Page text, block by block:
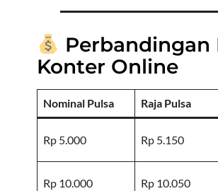
Perbandingan
Konter Online
Nominal Pulsa Raja Pulsa
Rp 5.000 Rp 5.150
Rp 10.000 Rp 10.050